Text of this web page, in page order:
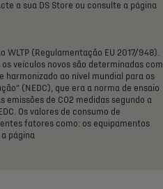
a sua DS Store ou consulte a página
WLTP (Regulamentação EU 2017/948).
os veículos novos são determinadas com
e harmonizado ao nível mundial para os
(NEDC), que era a norma de ensaio
emissões de CO2 medidas segundo a
Os valores de consumo de
fatores como: os equipamentos
a página